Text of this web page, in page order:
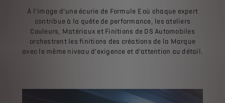
À l’image d’une écurie de Formule E où chaque expert
contribue à la quête de performance, les ateliers
Couleurs, Matériaux et Finitions de DS Automobiles
orchestrent les finitions des créations de la Marque
avec le même niveau d’exigence et d’attention au détail.